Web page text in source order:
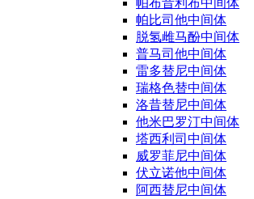
帕布昔利布中间体
帕比司他中间体
脱氢雌马酚中间体
普马司他中间体
雷多替尼中间体
瑞格色替中间体
洛昔替尼中间体
他米巴罗汀中间体
塔西利司中间体
威罗菲尼中间体
伏立诺他中间体
阿西替尼中间体